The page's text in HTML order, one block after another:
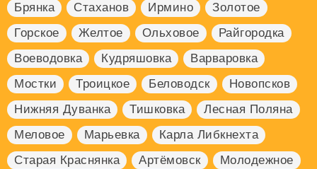
Брянка
Стаханов Ирмино
Золотое
Горское
Желтое Ольховое
Райгородка
Воеводовка
Кудряшовка
Варваровка
Мостки
Троицкое Беловодск
Новопсков
Нижняя Дуванка
Тишковка
Лесная Поляна
Меловое
Марьевка
Карла Либкнехта
Старая Краснянка
Артёмовск
Молодежное